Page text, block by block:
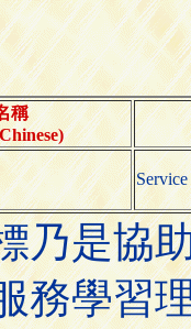
稱
乃是協
務學習